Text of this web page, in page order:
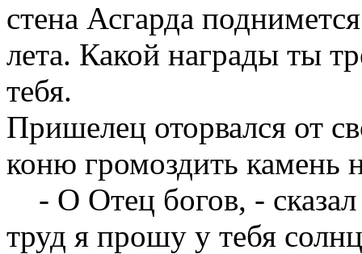
стена Асгарда
лета. Какой награды ты
тебя.
Пришелец оторвался от
коню громоздить камень
- О Отец богов, -
труд я прошу у тебя